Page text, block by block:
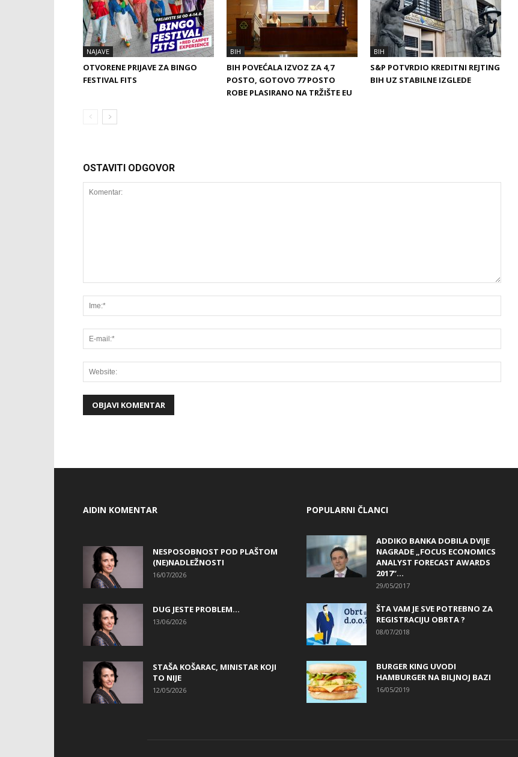
NAJAVE
OTVORENE PRIJAVE ZA BINGO
FESTIVAL FITS
BIH
BIH POVEĆALA IZVOZ ZA 4,7
POSTO, GOTOVO 77 POSTO
ROBE PLASIRANO NA TRŽIŠTE EU
BIH
S&P POTVRDIO KREDITNI REJTING
BIH UZ STABILNE IZGLEDE
OSTAVITI ODGOVOR
AIDIN KOMENTAR
NESPOSOBNOST POD PLAŠTOM
(NE)NADLEŽNOSTI
16/07/2026
DUG JESTE PROBLEM…
13/06/2026
STAŠA KOŠARAC, MINISTAR KOJI
TO NIJE
12/05/2026
POPULARNI ČLANCI
ADDIKO BANKA DOBILA DVIJE
NAGRADE „FOCUS ECONOMICS
ANALYST FORECAST AWARDS
2017“...
29/05/2017
ŠTA VAM JE SVE POTREBNO ZA
REGISTRACIJU OBRTA ?
08/07/2018
BURGER KING UVODI
HAMBURGER NA BILJNOJ BAZI
16/05/2019